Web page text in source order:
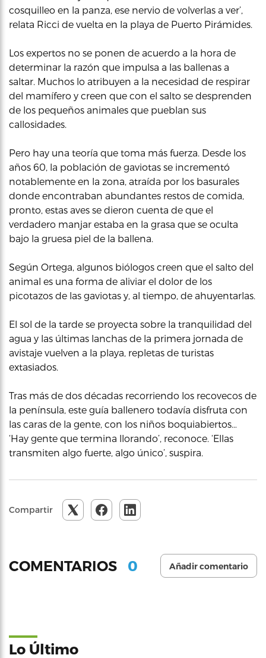
cosquilleo en la panza, ese nervio de volverlas a ver’,
relata Ricci de vuelta en la playa de Puerto Pirámides.
Los expertos no se ponen de acuerdo a la hora de
determinar la razón que impulsa a las ballenas a
saltar. Muchos lo atribuyen a la necesidad de respirar
del mamífero y creen que con el salto se desprenden
de los pequeños animales que pueblan sus
callosidades.
Pero hay una teoría que toma más fuerza. Desde los
años 60, la población de gaviotas se incrementó
notablemente en la zona, atraída por los basurales
donde encontraban abundantes restos de comida,
pronto, estas aves se dieron cuenta de que el
verdadero manjar estaba en la grasa que se oculta
bajo la gruesa piel de la ballena.
Según Ortega, algunos biólogos creen que el salto del
animal es una forma de aliviar el dolor de los
picotazos de las gaviotas y, al tiempo, de ahuyentarlas.
El sol de la tarde se proyecta sobre la tranquilidad del
agua y las últimas lanchas de la primera jornada de
avistaje vuelven a la playa, repletas de turistas
extasiados.
Tras más de dos décadas recorriendo los recovecos de
la península, este guía ballenero todavía disfruta con
las caras de la gente, con los niños boquiabiertos…
‘Hay gente que termina llorando’, reconoce. ‘Ellas
transmiten algo fuerte, algo único’, suspira.
Compartir
COMENTARIOS 0 Añadir comentario
Lo Último